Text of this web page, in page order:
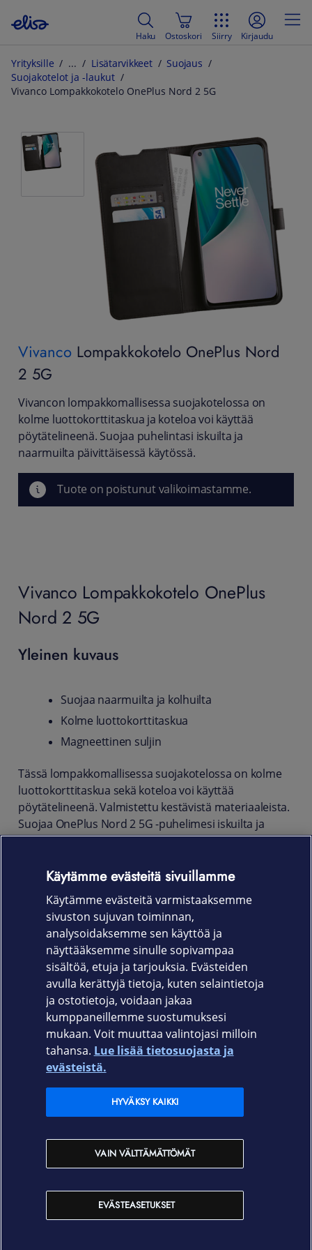
Haku Ostoskori Siirry Kirjaudu
Yrityksille Lisätarvikkeet
Suojaus
Suojakotelot ja -laukut
Vivanco Lompakkokotelo OnePlus Nord 2 5G
Vivanco Lompakkokotelo OnePlus Nord
2 5G
Vivancon lompakkomallisessa suojakotelossa on
kolme luottokorttitaskua ja koteloa voi käyttää
pöytätelineenä. Suojaa puhelintasi iskuilta ja
naarmuilta päivittäisessä käytössä.
Tuote on poistunut valikoimastamme.
Vivanco Lompakkokotelo OnePlus
Nord 2 5G
Yleinen kuvaus
Suojaa naarmuilta ja kolhuilta
Kolme luottokorttitaskua
Magneettinen suljin
Tässä lompakkomallisessa suojakotelossa on kolme
luottokorttitaskua sekä koteloa voi käyttää
pöytätelineenä. Valmistettu kestävistä materiaaleista.
Suojaa OnePlus Nord 2 5G -puhelimesi iskuilta ja
naarmuilta päivittäisessä käytössä. Tyylikäs ja
istuvuus takaa pääsyn laitteen kytkimiin sekä liittimiin.
Tuotekoodi:
62956 musta
62957 ruusukulta
Elisa.fi
Elisan myymälät
Käytämme evästeitä sivuillamme
Käytämme evästeitä varmistaaksemme
sivuston sujuvan toiminnan,
analysoidaksemme sen käyttöä ja
näyttääksemme sinulle sopivampaa
sisältöä, etuja ja tarjouksia. Evästeiden
avulla kerättyjä tietoja, kuten selaintietoja
ja ostotietoja, voidaan jakaa
kumppaneillemme suostumuksesi
mukaan. Voit muuttaa valintojasi milloin
tahansa. Lue lisää tietosuojasta ja
evästeistä.
EVÄSTEASETUKSET
VAIN VÄLTTÄMÄTTÖMÄT
HYVÄKSY KAIKKI